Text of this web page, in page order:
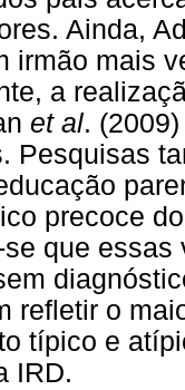
Ainda,
irmão mais
a
et al.
Pesquisas
precoce
que
refletir o
típico e
IRD.